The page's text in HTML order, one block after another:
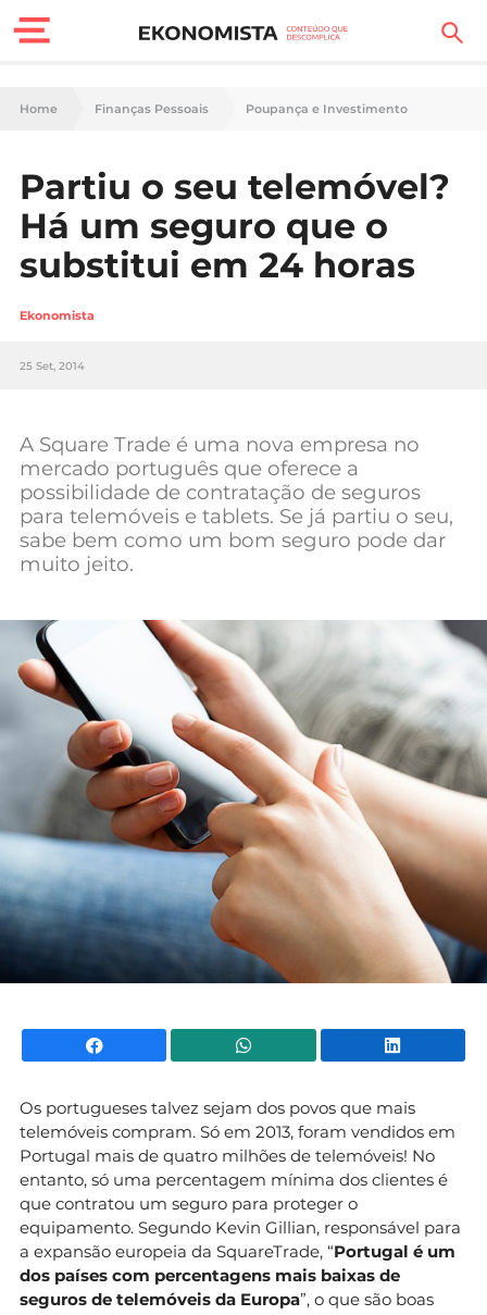
Finanças Pessoais
Carreira
Casa
Lifestyle
Sociedade
Negócios
Mundial 2026
Home Finanças Pessoais Poupança e Investimento
Partiu o seu telemóvel?
Há um seguro que o
substitui em 24 horas
Ekonomista
25 Set, 2014
A Square Trade é uma nova empresa no
mercado português que oferece a
possibilidade de contratação de seguros
para telemóveis e tablets. Se já partiu o seu,
sabe bem como um bom seguro pode dar
muito jeito.
Facebook WhatsApp
Os portugueses talvez sejam dos povos que mais
telemóveis compram. Só em 2013, foram vendidos em
Portugal mais de quatro milhões de telemóveis! No
entanto, só uma percentagem mínima dos clientes é
que contratou um seguro para proteger o
equipamento. Segundo Kevin Gillian, responsável para
a expansão europeia da SquareTrade, “Portugal é um
dos países com percentagens mais baixas de
seguros de telemóveis da Europa”, o que são boas